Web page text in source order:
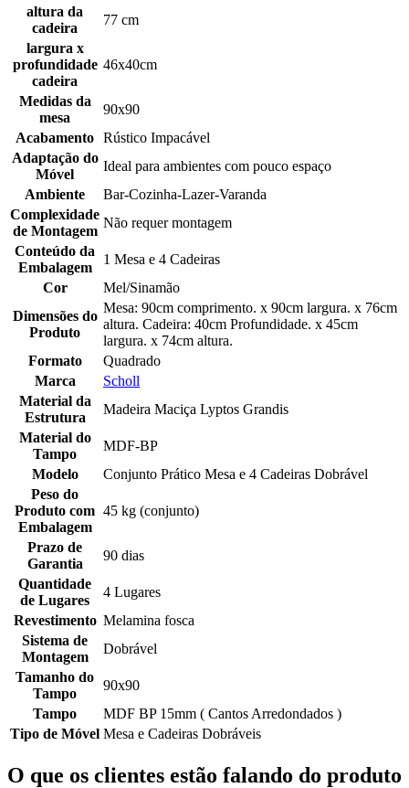
altura da
cadeira
77 cm
largura x
profundidade
cadeira
46x40cm
Medidas da
mesa
90x90
Acabamento Rústico Impacável
Adaptação do
Móvel
Ideal para ambientes com pouco espaço
Ambiente
Bar-Cozinha-Lazer-Varanda
Complexidade
de Montagem
Não requer montagem
Conteúdo da
Embalagem
1 Mesa e 4 Cadeiras
Cor
Mel/Sinamão
Dimensões do
Produto
Mesa: 90cm comprimento. x 90cm largura. x 76cm
altura. Cadeira: 40cm Profundidade. x 45cm
largura. x 74cm altura.
Formato
Quadrado
Marca
Scholl
Material da
Estrutura
Madeira Maciça Lyptos Grandis
Material do
Tampo
MDF-BP
Modelo
Conjunto Prático Mesa e 4 Cadeiras Dobrável
Peso do
Produto com
Embalagem
45 kg (conjunto)
Prazo de
Garantia
90 dias
Quantidade
de Lugares
4 Lugares
Revestimento Melamina fosca
Sistema de
Montagem
Dobrável
Tamanho do
Tampo
90x90
Tampo
MDF BP 15mm ( Cantos Arredondados )
Tipo de Móvel Mesa e Cadeiras Dobráveis
O que os clientes estão falando do produto